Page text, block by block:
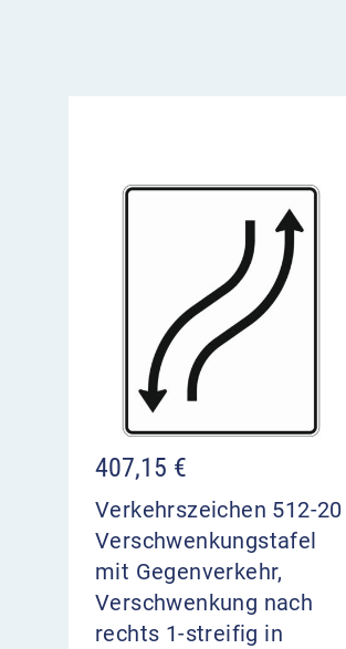
407,15 €
Verkehrszeichen 512-20
Verschwenkungstafel
mit Gegenverkehr,
Verschwenkung nach
rechts 1-streifig in